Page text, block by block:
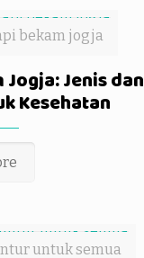
bekam jogja
Jogja: Jenis dan
Kesehatan
untuk semua